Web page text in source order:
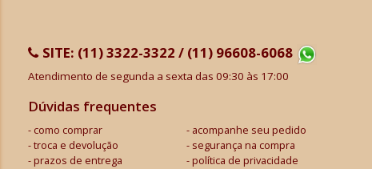
SITE: (11) 3322-3322 / (11) 96608-6068
Atendimento de segunda a sexta das 09:30 às 17:00
Dúvidas frequentes
como comprar
acompanhe seu pedido
troca e devolução
segurança na compra
prazos de entrega
política de privacidade